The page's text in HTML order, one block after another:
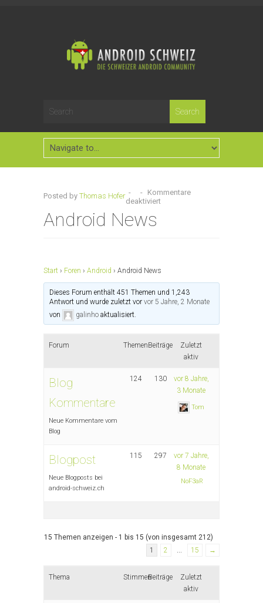
Posted by Thomas Hofer - - Kommentare
deaktiviert
Android News
Start › Foren › Android › Android News
Dieses Forum enthält 451 Themen und 1,243
Antwort und wurde zuletzt vorvor 5 Jahre, 2 Monate
von
galinho aktualisiert.
Forum ThemenBeiträge
Zuletzt
aktiv
Blog
Kommentare
Neue Kommentare vom
Blog
124 130
vor 8 Jahre,
3 Monate
Tom
Blogpost
Neue Blogposts bei
android-schweiz.ch
115 297
vor 7 Jahre,
8 Monate
NoF3aR
15 Themen anzeigen - 1 bis 15 (von insgesamt 212)
1
2 15 →
Thema StimmenBeiträge
Zuletzt
aktiv